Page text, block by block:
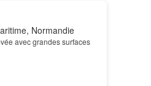
Normandie
avec grandes surfaces